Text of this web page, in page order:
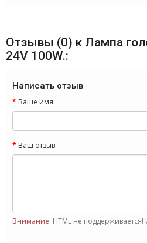
Отзывы (0) к Лампа
24V 100W.:
Написать отзыв
Ваше имя:
Ваш отзыв
Внимание: HTML не